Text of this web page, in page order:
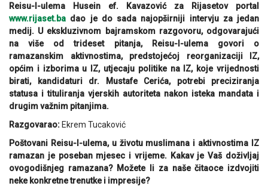
Reisu-l-ulema Husein ef. Kavazović za Rijasetov portal
www.rijaset.ba dao je do sada najopširniji intervju za jedan
medij. U ekskluzivnom bajramskom razgovoru, odgovarajući
na više od trideset pitanja, Reisu-l-ulema govori o
ramazanskim aktivnostima, predstojećoj reorganizaciji IZ,
općim i izborima u IZ, utjecaju politike na IZ, koje vrijednosti
birati, kandidaturi dr. Mustafe Cerića, potrebi preciziranja
statusa i tituliranja vjerskih autoriteta nakon isteka mandata i
drugim važnim pitanjima.
Razgovarao: Ekrem Tucaković
Poštovani Reisu-l-ulema, u životu muslimana i aktivnostima IZ
ramazan je poseban mjesec i vrijeme. Kakav je Vaš doživljaj
ovogodišnjeg ramazana? Možete li za naše čitaoce izdvojiti
neke konkretne trenutke i impresije?